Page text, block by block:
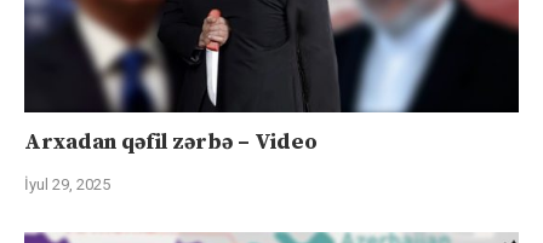
Arxadan qəfil zərbə – Video
İyul 29, 2025